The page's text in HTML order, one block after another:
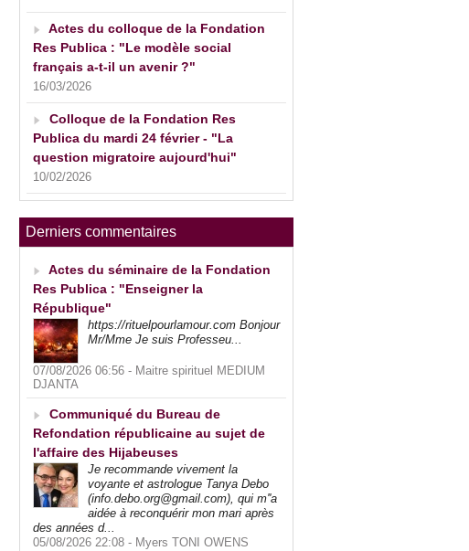
Actes du colloque de la Fondation
Res Publica : "Le modèle social
français a-t-il un avenir ?"
16/03/2026
Colloque de la Fondation Res
Publica du mardi 24 février - "La
question migratoire aujourd'hui"
10/02/2026
Derniers commentaires
Actes du séminaire de la Fondation
Res Publica : "Enseigner la
République"
https://rituelpourlamour.com Bonjour
Mr/Mme Je suis Professeu...
07/08/2026 06:56 - Maitre spirituel MEDIUM
DJANTA
Communiqué du Bureau de
Refondation républicaine au sujet de
l'affaire des Hijabeuses
Je recommande vivement la
voyante et astrologue Tanya Debo
(info.debo.org@gmail.com), qui m''a
aidée à reconquérir mon mari après
des années d...
05/08/2026 22:08 - Myers TONI OWENS